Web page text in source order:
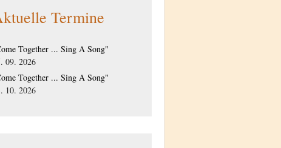
Termine
Together ... Sing A Song"
09. 2026
Together ... Sing A Song"
10. 2026